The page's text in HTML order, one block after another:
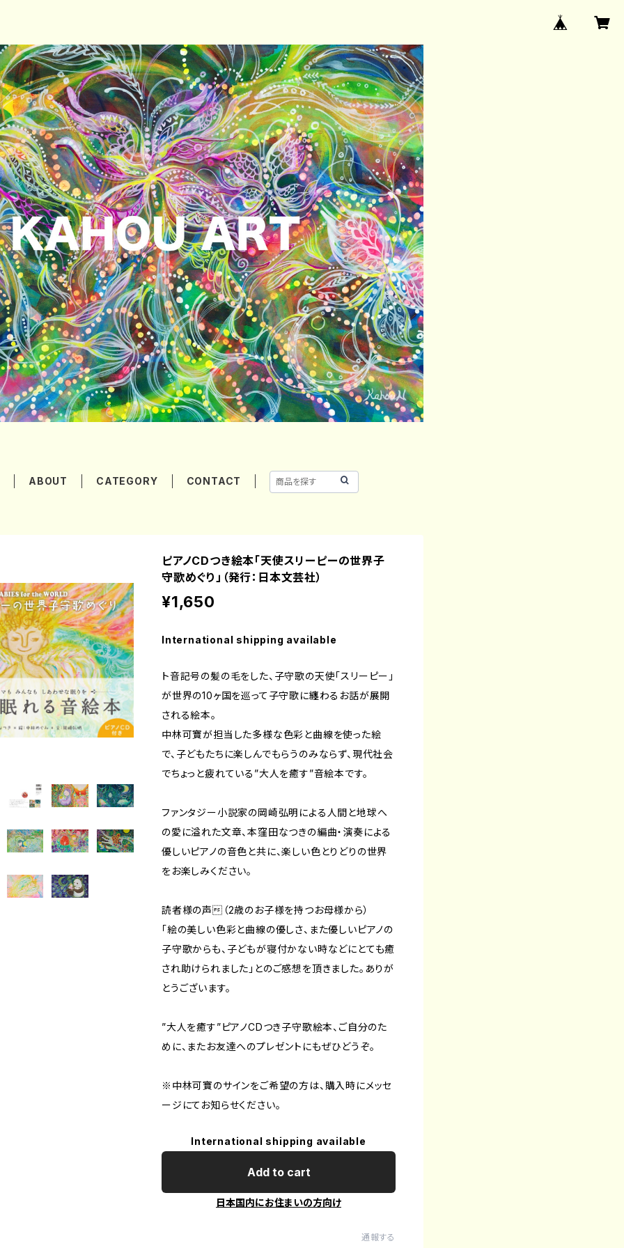
ABOUT CATEGORY CONTACT
ピアノCDつき絵本「天使スリーピーの世界子
守歌めぐり」（発行：日本文芸社）
¥1,650
International shipping available
ト音記号の髪の毛をした、子守歌の天使「スリーピー」
が世界の10ヶ国を巡って子守歌に纏わるお話が展開
される絵本。
中林可寶が担当した多様な色彩と曲線を使った絵
で、子どもたちに楽しんでもらうのみならず、現代社会
でちょっと疲れている”大人を癒す”音絵本です。
ファンタジー小説家の岡崎弘明による人間と地球へ
の愛に溢れた文章、本窪田なつきの編曲・演奏による
優しいピアノの音色と共に、楽しい色とりどりの世界
をお楽しみください。
読者様の声（2歳のお子様を持つお母様から）
「絵の美しい色彩と曲線の優しさ、また優しいピアノの
子守歌からも、子どもが寝付かない時などにとても癒
され助けられました」とのご感想を頂きました。ありが
とうございます。
”大人を癒す”ピアノCDつき子守歌絵本、ご自分のた
めに、またお友達へのプレゼントにもぜひどうぞ。
※中林可寶のサインをご希望の方は、購入時にメッセ
ージにてお知らせください。
International shipping available
Add to cart
日本国内にお住まいの方向け
通報する